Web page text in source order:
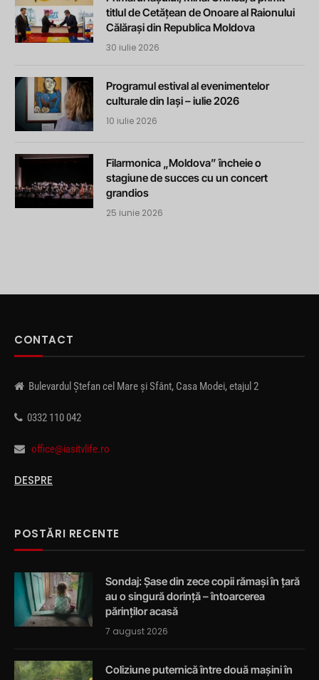
titlul de Cetățean de Onoare al Raionului
Călărași din Republica Moldova
30 iulie 2026
Programul estival al evenimentelor
culturale din Iași – iulie 2026
10 iulie 2026
Filarmonica „Moldova” încheie o
stagiune de succes cu un concert
grandios
25 iunie 2026
CONTACT
Bulevardul Ștefan cel Mare și Sfânt, Casa Modei, etajul 2
0332 110 042
office@iasitvlife.ro
DESPRE
POSTĂRI RECENTE
Sondaj: Șase din zece copii rămași în țară
au o singură dorință – întoarcerea
părinților acasă
7 august 2026
Coliziune puternică între două mașini în